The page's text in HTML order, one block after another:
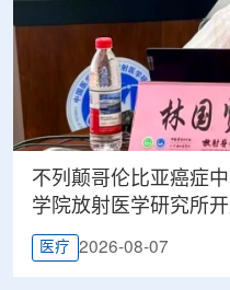
不列颠哥伦比亚癌症
学院放射医学研究所
医疗 2026-08-07